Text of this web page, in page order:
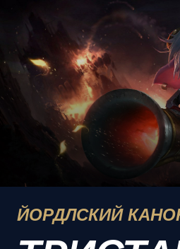
ЙОРДЛСКИЙ